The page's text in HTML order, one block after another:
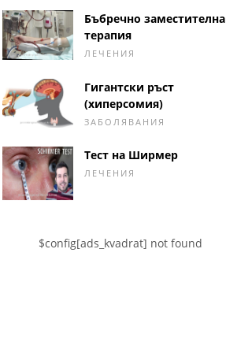
Бъбречно заместителна
терапия
ЛЕЧЕНИЯ
Гигантски ръст
(хиперсомия)
ЗАБОЛЯВАНИЯ
Тест на Ширмер
ЛЕЧЕНИЯ
$config[ads_kvadrat] not found